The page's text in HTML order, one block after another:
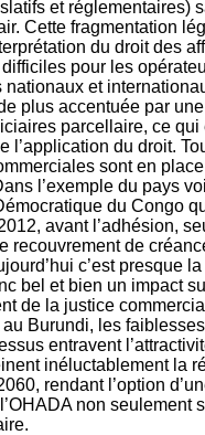
et réglementaires)
Cette fragmentation
du droit des
pour les
et
plus accentuée par
parcellaire, ce qui
l’application du droit.
sont en
l’exemple du pays
du Congo
avant l’adhésion,
recouvrement de
c’est presque
bel et bien un impact
de la justice
Burundi, les
entravent
inéluctablement la
rendant l’option
non seulement